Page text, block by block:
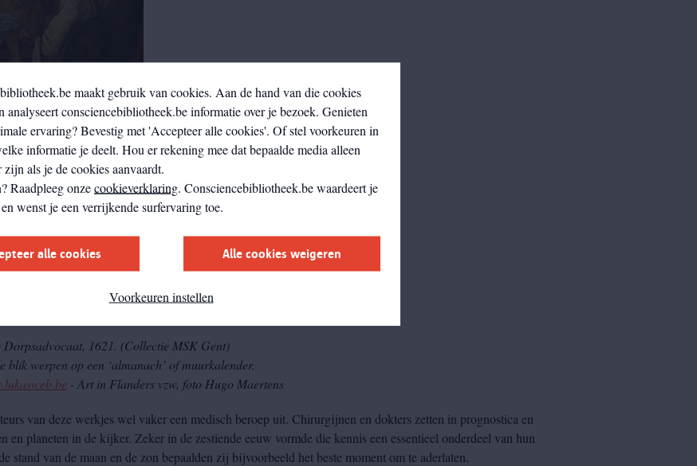
maakt gebruik van cookies. Aan de hand van die cookies
analyseert consciencebibliotheek.be informatie over je bezoek. Genieten
ervaring? Bevestig met 'Accepteer alle cookies'. Of stel voorkeuren in
informatie je deelt. Hou er rekening mee dat bepaalde media alleen
zijn als je de cookies aanvaardt.
Raadpleeg onzecookieverklaring . Consciencebibliotheek.be waardeert je
wenst je een verrijkende surfervaring toe.
alle cookies Alle cookies weigeren
Voorkeuren instellen
1621. (Collectie MSK Gent)
blik werpen op een ‘almanach’ of muurkalender.
- Art in Flanders vzw, foto Hugo Maertens
van deze werkjes wel vaker een medisch beroep uit. Chirurgijnen en dokters zetten in prognostica en
en planeten in de kijker. Zeker in de zestiende eeuw vormde die kennis een essentieel onderdeel van hun
stand van de maan en de zon bepaalden zij bijvoorbeeld het beste moment om te aderlaten.